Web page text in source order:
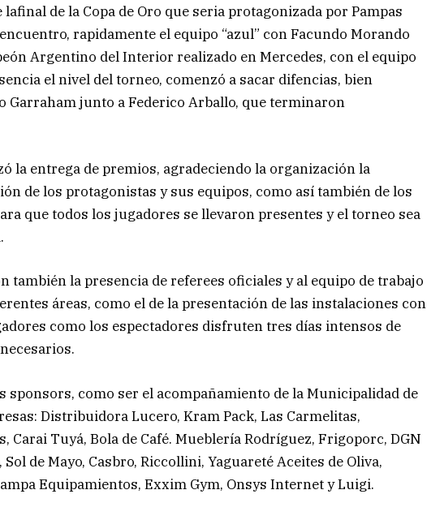
de la Copa de Oro que seria protagonizada por Pampas
rapidamente el equipo “azul” con Facundo Morando
Argentino del Interior realizado en Mercedes, con el equipo
el nivel del torneo, comenzó a sacar difencias, bien
Garraham junto a Federico Arballo, que terminaron
la entrega de premios, agradeciendo la organización la
de los protagonistas y sus equipos, como así también de los
que todos los jugadores se llevaron presentes y el torneo sea
también la presencia de referees oficiales y al equipo de trabajo
áreas, como el de la presentación de las instalaciones con
como los espectadores disfruten tres días intensos de
sponsors, como ser el acompañamiento de la Municipalidad de
Distribuidora Lucero, Kram Pack, Las Carmelitas,
Carai Tuyá, Bola de Café. Mueblería Rodríguez, Frigoporc, DGN
de Mayo, Casbro, Riccollini, Yaguareté Aceites de Oliva,
Equipamientos, Exxim Gym, Onsys Internet y Luigi.